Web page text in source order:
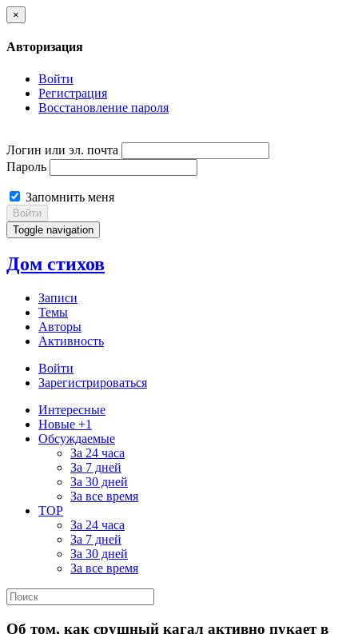
×
Авторизация
Войти
Регистрация
Восстановление пароля
Логин или эл. почта
Пароль
Запомнить меня
Войти
Toggle navigation
Дом стихов
Записи
Темы
Авторы
Активность
Войти
Зарегистрироваться
Интересные
Новые +1
Обсуждаемые
За 24 часа
За 7 дней
За 30 дней
За все время
TOP
За 24 часа
За 7 дней
За 30 дней
За все время
Об том, как срушный кагал активно пукает в